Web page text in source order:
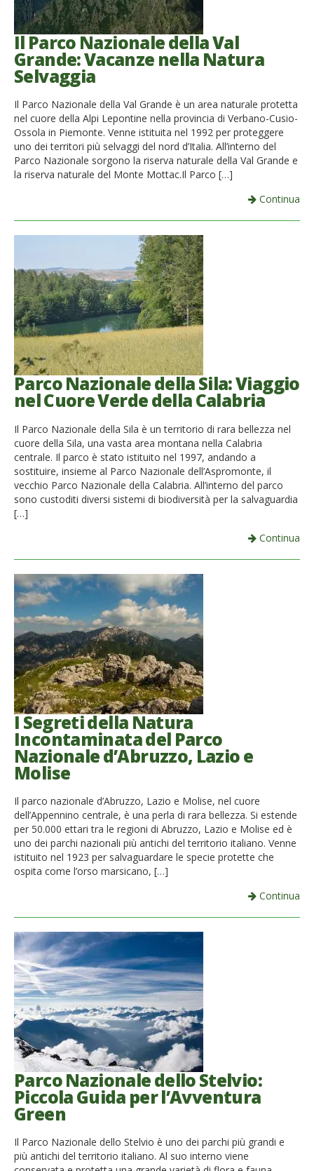
Il Parco Nazionale della Val
Grande: Vacanze nella Natura
Selvaggia
Il Parco Nazionale della Val Grande è un area naturale protetta
nel cuore della Alpi Lepontine nella provincia di Verbano-Cusio-
Ossola in Piemonte. Venne istituita nel 1992 per proteggere
uno dei territori più selvaggi del nord d’Italia. All’interno del
Parco Nazionale sorgono la riserva naturale della Val Grande e
la riserva naturale del Monte Mottac.Il Parco […]
Continua
Parco Nazionale della Sila: Viaggio
nel Cuore Verde della Calabria
Il Parco Nazionale della Sila è un territorio di rara bellezza nel
cuore della Sila, una vasta area montana nella Calabria
centrale. Il parco è stato istituito nel 1997, andando a
sostituire, insieme al Parco Nazionale dell’Aspromonte, il
vecchio Parco Nazionale della Calabria. All’interno del parco
sono custoditi diversi sistemi di biodiversità per la salvaguardia
[…]
Continua
I Segreti della Natura
Incontaminata del Parco
Nazionale d’Abruzzo, Lazio e
Molise
Il parco nazionale d’Abruzzo, Lazio e Molise, nel cuore
dell’Appennino centrale, è una perla di rara bellezza. Si estende
per 50.000 ettari tra le regioni di Abruzzo, Lazio e Molise ed è
uno dei parchi nazionali più antichi del territorio italiano. Venne
istituito nel 1923 per salvaguardare le specie protette che
ospita come l’orso marsicano, […]
Continua
Parco Nazionale dello Stelvio:
Piccola Guida per l’Avventura
Green
Il Parco Nazionale dello Stelvio è uno dei parchi più grandi e
più antichi del territorio italiano. Al suo interno viene